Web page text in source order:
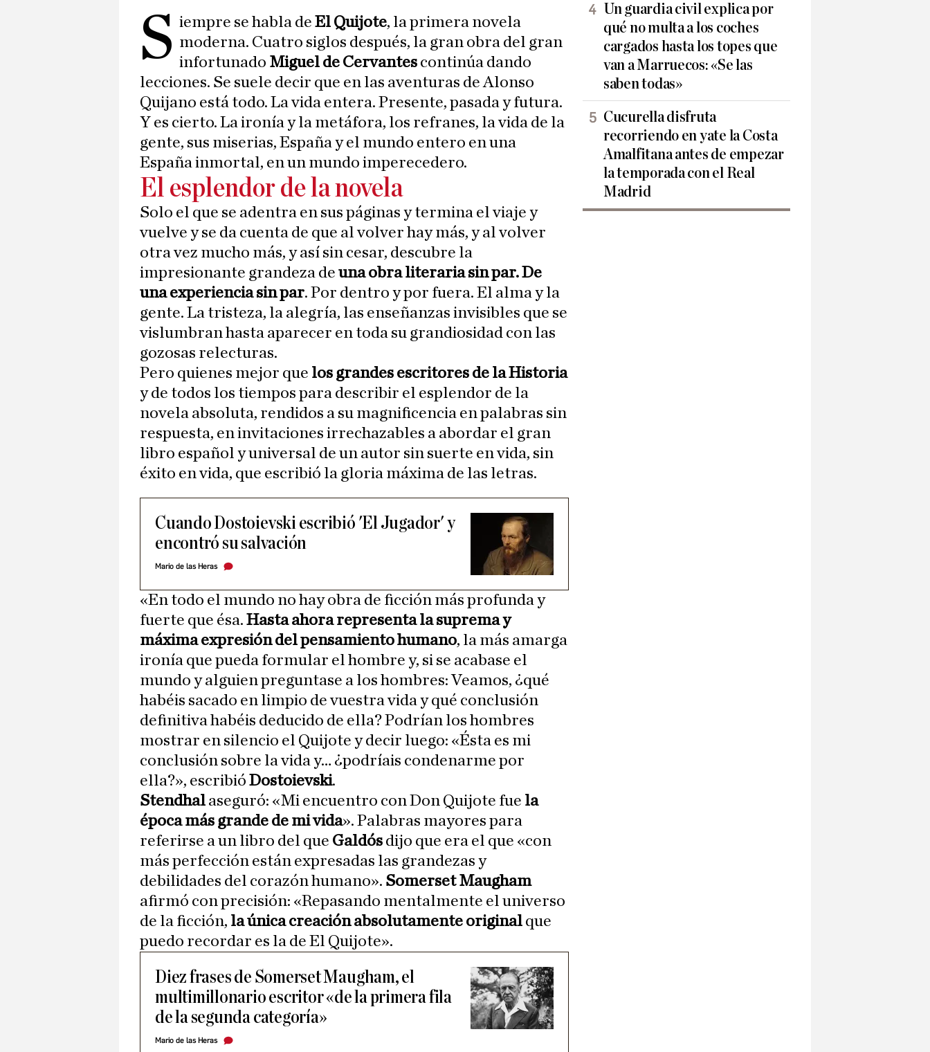
S iempre se habla deEl Quijote, la primera novela
moderna. Cuatro siglos después, la gran obra del gran
infortunado Miguel de Cervantes continúa dando
lecciones. Se suele decir que en las aventuras de Alonso
Quijano está todo. La vida entera. Presente, pasada y futura.
Y es cierto. La ironía y la metáfora, los refranes, la vida de la
gente, sus miserias, España y el mundo entero en una
España inmortal, en un mundo imperecedero.
El esplendor de la novela
Solo el que se adentra en sus páginas y termina el viaje y
vuelve y se da cuenta de que al volver hay más, y al volver
otra vez mucho más, y así sin cesar, descubre la
impresionante grandeza de una obra literaria sin par. De
una experiencia sin par. Por dentro y por fuera. El alma y la
gente. La tristeza, la alegría, las enseñanzas invisibles que se
vislumbran hasta aparecer en toda su grandiosidad con las
gozosas relecturas.
Pero quienes mejor que los grandes escritores de la Historia
y de todos los tiempos para describir el esplendor de la
novela absoluta, rendidos a su magnificencia en palabras sin
respuesta, en invitaciones irrechazables a abordar el gran
libro español y universal de un autor sin suerte en vida, sin
éxito en vida, que escribió la gloria máxima de las letras.
Cuando Dostoievski escribió 'El Jugador' y
encontró su salvación
Mario de las Heras
«En todo el mundo no hay obra de ficción más profunda y
fuerte que ésa. Hasta ahora representa la suprema y
máxima expresión del pensamiento humano, la más amarga
ironía que pueda formular el hombre y, si se acabase el
mundo y alguien preguntase a los hombres: Veamos, ¿qué
habéis sacado en limpio de vuestra vida y qué conclusión
definitiva habéis deducido de ella? Podrían los hombres
mostrar en silencio el Quijote y decir luego: «Ésta es mi
conclusión sobre la vida y… ¿podríais condenarme por
ella?», escribió Dostoievski.
Stendhal aseguró: «Mi encuentro con Don Quijote fue la
época más grande de mi vida». Palabras mayores para
referirse a un libro del que Galdós dijo que era el que «con
más perfección están expresadas las grandezas y
debilidades del corazón humano». Somerset Maugham
afirmó con precisión: «Repasando mentalmente el universo
de la ficción, la única creación absolutamente original que
puedo recordar es la de El Quijote».
Diez frases de Somerset Maugham, el
multimillonario escritor «de la primera fila
de la segunda categoría»
Mario de las Heras
Un guardia civil explica por
qué no multa a los coches
cargados hasta los topes que
van a Marruecos: «Se las
saben todas»
Cucurella disfruta
recorriendo en yate la Costa
Amalfitana antes de empezar
la temporada con el Real
Madrid